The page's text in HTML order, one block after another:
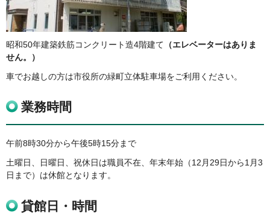
昭和50年建築鉄筋コンクリート造4階建て （エレベーターはありま
せん。）
車でお越しの方は市役所の緑町立体駐車場をご利用ください。
業務時間
午前8時30分から午後5時15分まで
土曜日、日曜日、祝休日は職員不在、年末年始（12月29日から1月3
日まで）は休館となります。
貸館日・時間